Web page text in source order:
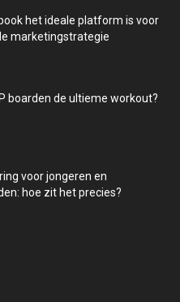
het ideale platform is voor
marketingstrategie
boarden de ultieme workout?
voor jongeren en
hoe zit het precies?